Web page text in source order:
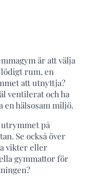
är att välja
rum, en
att utnyttja?
ventilerat och ha
en hälsosam miljö.
på
Se också över
vikter eller
gymmattor för